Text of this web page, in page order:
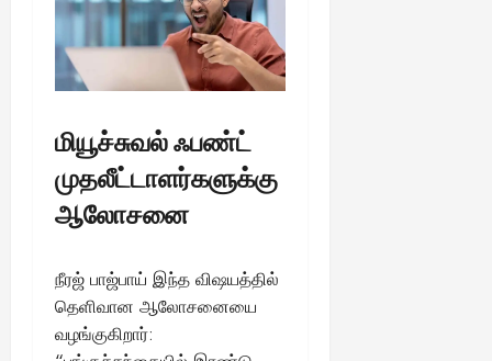
மியூச்சுவல் ஃபண்ட்
முதலீட்டாளர்களுக்கு
ஆலோசனை
நீரஜ் பாஜ்பாய் இந்த விஷயத்தில்
தெளிவான ஆலோசனையை
வழங்குகிறார்: